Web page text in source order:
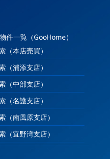
件一覧（GooHome）
（本店売買）
（浦添支店）
（中部支店）
（名護支店）
（南風原支店）
（宜野湾支店）